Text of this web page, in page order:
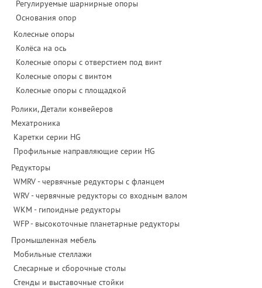
Регулируемые шарнирные опоры
Основания опор
Колесные опоры
Колёса на ось
Колесные опоры с отверстием под винт
Колесные опоры с винтом
Колесные опоры с площадкой
Ролики, Детали конвейеров
Мехатроника
Каретки серии HG
Профильные направляющие серии HG
Редукторы
WMRV - червячные редукторы с фланцем
WRV - червячные редукторы со входным валом
WKM - гипоидные редукторы
WFP - высокоточные планетарные редукторы
Промышленная мебель
Мобильные стеллажи
Слесарные и сборочные столы
Стенды и выставочные стойки